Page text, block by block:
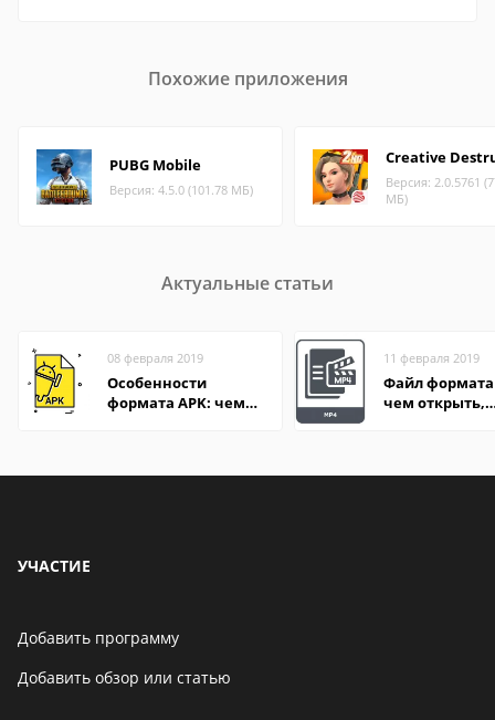
Похожие приложения
PUBG Mobile
Версия: 4.5.0 (101.78 МБ)
Creative
Версия: 2.0.5761
МБ)
Актуальные статьи
08 февраля 2019
Особенности
формата APK: чем
11 февраля 2019
Файл формата
чем открыть,
УЧАСТИЕ
Добавить программу
Добавить обзор или статью